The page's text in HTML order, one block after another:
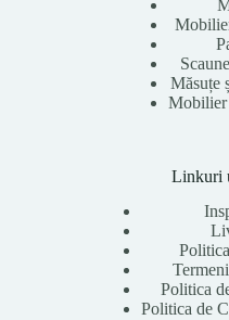
Măsuțe
Mobilier
Linkuri
Politica
Politica de